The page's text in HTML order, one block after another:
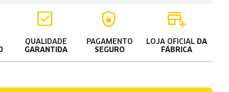
QUALIDADE
GARANTIDA
PAGAMENTO
SEGURO
LOJA OFICIAL DA
FÁBRICA